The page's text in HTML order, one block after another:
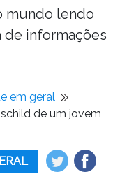
mundo lendo
de informações
em geral
de um jovem